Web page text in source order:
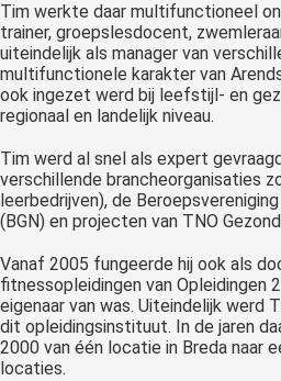
Tim werkte daar multifunctioneel
trainer, groepslesdocent,
uiteindelijk als manager van
multifunctionele karakter van
ook ingezet werd bij leefstijl- en
regionaal en landelijk niveau.
Tim werd al snel als expert
verschillende brancheorganisaties
leerbedrijven), de
(BGN) en projecten van TNO
Vanaf 2005 fungeerde hij ook als
fitnessopleidingen van Opleidingen
eigenaar van was. Uiteindelijk werd
dit opleidingsinstituut. In de jaren
2000 van één locatie in Breda naar
locaties.